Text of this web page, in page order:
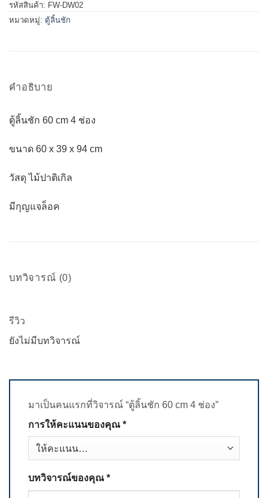
รหัสสินค้า: FW-DW02
หมวดหมู่: ตู้ลิ้นชัก
คำอธิบาย
ตู้ลิ้นชัก 60 cm 4 ช่อง
ขนาด 60 x 39 x 94 cm
วัสดุ ไม้ปาติเกิล
มีกุญแจล็อค
บทวิจารณ์ (0)
รีวิว
ยังไม่มีบทวิจารณ์
มาเป็นคนแรกที่วิจารณ์ “ตู้ลิ้นชัก 60 cm 4 ช่อง”
การให้คะแนนของคุณ *
บทวิจารณ์ของคุณ *